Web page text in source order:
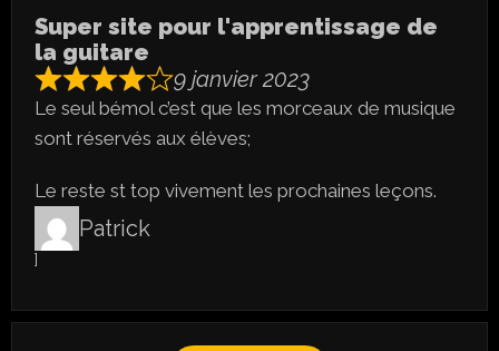
Super site pour l'apprentissage de
la guitare
9 janvier 2023
Le seul bémol c’est que les morceaux de musique
sont réservés aux élèves;
Le reste st top vivement les prochaines leçons.
Patrick
]